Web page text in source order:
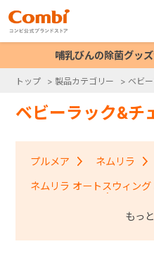
哺乳びんの除菌グッ
トップ > 製品カテゴリー > ベビ
ベビーラック&チ
プルメア ネムリラ
ネムリラ オートスウィン
【共通部品】電源コード